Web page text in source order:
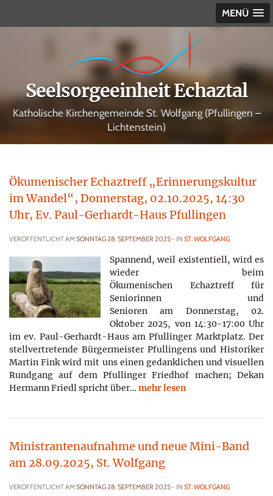
MENÜ
Seelsorgeeinheit Echaztal
Katholische Kirchengemeinde St. Wolfgang (Pfullingen –
Lichtenstein)
Ökumenischer Echaztreff „Erinnerungskultur
im Wandel“, Donnerstag, 02.10.2025, 14:30
Uhr, Ev. Paul-Gerhardt-Haus Pfullingen
VERÖFFENTLICHT AMSONNTAG 28. SEPTEMBER 2025- IN ST. WOLFGANG
Spannend, weil existentiell, wird es
wieder beim
Ökumenischen Echaztreff für
Seniorinnen und
Senioren am Donnerstag, 02.
Oktober 2025, von 14:30-17:00 Uhr
im ev. Paul-Gerhardt-Haus am Pfullinger Marktplatz. Der
stellvertretende Bürgermeister Pfullingens und Historiker
Martin Fink wird mit uns einen gedanklichen und visuellen
Rundgang auf dem Pfullinger Friedhof machen; Dekan
Hermann Friedl spricht über… mehr lesen
Ministrantenaufnahme und neue Mini-Band
am 28.09.2025, St. Wolfgang
VERÖFFENTLICHT AMSONNTAG 28. SEPTEMBER 2025- IN ST. WOLFGANG